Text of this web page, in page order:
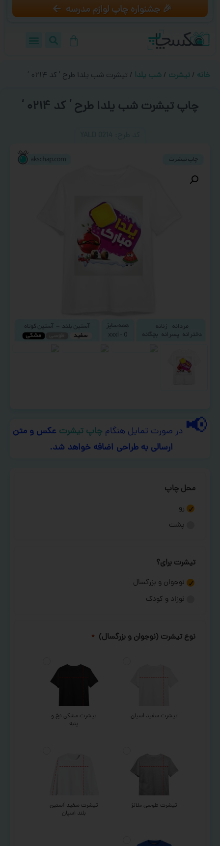
🎉 جشنواره چاپ لوازم مدرسه
خانه / تیشرت / شب یلدا / تیشرت شب یلدا طرح ‘ کد ۰۲۱۴ ‘
چاپ تیشرت شب یلدا طرح ‘ کد ۰۲۱۴ ‘
📢 در صورت تمایل هنگام چاپ تیشرت عکس و متن
ارسالی به طراحی اضافه خواهد شد.
محل چاپ
رو
پشت
تیشرت برای؟
نوجوان و بزرگسال
نوزاد و کودک
نوع تیشرت (نوجوان و بزرگسال) *
تیشرت سفید اسپان
تیشرت مشکی نخ و
پنبه
تیشرت طوسی ملانژ
تیشرت سفید آستین
بلند اسپان